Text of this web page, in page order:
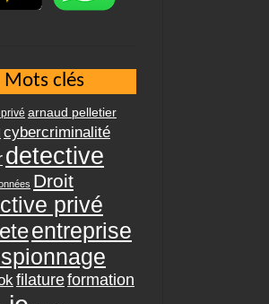
Mots clés
arnaud pelletier
cybercriminalité
detective
Droit
privé
entreprise
filatureformation